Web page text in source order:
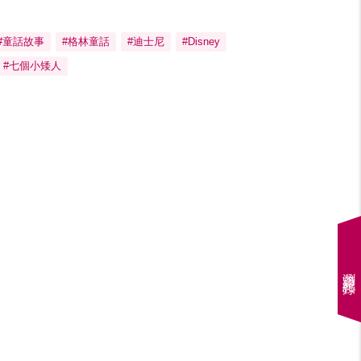
童話故事 #格林童話 #迪士尼
#Disney
#七個小矮人